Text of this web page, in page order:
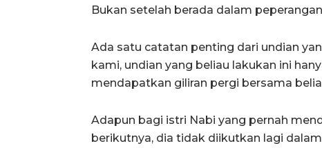
Bukan setelah berada dalam
Ada satu catatan penting dari undian
kami, undian yang beliau lakukan ini
mendapatkan giliran pergi bersama
Adapun bagi istri Nabi yang pernah
berikutnya, dia tidak diikutkan lagi